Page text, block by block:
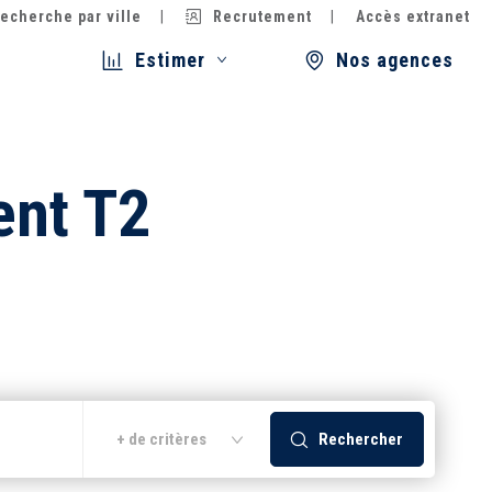
Estimer Nos agences
par ville Recrutement Accès extranet
T2
+ de critères Rechercher